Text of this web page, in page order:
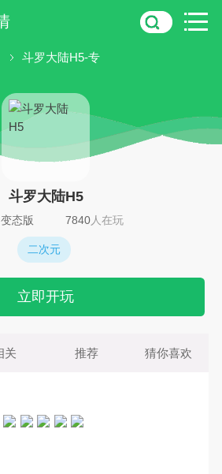
斗罗大陆H5-专
斗罗大陆H5
变态版 7840人在玩
二次元
立即开玩
关 推荐 猜你喜欢